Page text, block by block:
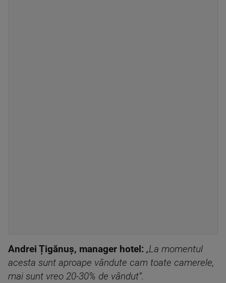
Andrei Țigănuș, manager hotel: „La momentul
acesta sunt aproape vândute cam toate camerele,
mai sunt vreo 20-30% de vândut”.